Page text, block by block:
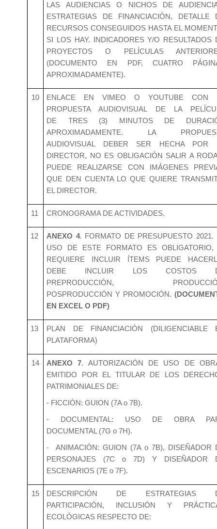
LAS AUDIENCIAS O NICHOS DE
ESTRATEGIAS DE FINANCIACIÓN, DETALLE
RECURSOS CONSEGUIDOS HASTA EL
SI LOS HAY. INDICADORES Y/O RESULTADOS
PROYECTOS O PELÍCULAS
(DOCUMENTO EN PDF, CUATRO
APROXIMADAMENTE).
10
ENLACE EN VIMEO O YOUTUBE CON
PROPUESTA AUDIOVISUAL DE LA
DE TRES (3) MINUTOS DE
APROXIMADAMENTE. LA
AUDIOVISUAL DEBER SER HECHA POR
DIRECTOR, NO ES OBLIGACIÓN SALIR A
PUEDE REALIZARSE CON IMÁGENES
QUE DEN CUENTA LO QUE QUIERE
EL DIRECTOR.
11 CRONOGRAMA DE ACTIVIDADES.
12 ANEXO 4. FORMATO DE PRESUPUESTO 2021.
USO DE ESTE FORMATO ES OBLIGATORIO,
REQUIERE INCLUIR ÍTEMS PUEDE
DEBE INCLUIR LOS COSTOS
PREPRODUCCIÓN,
POSPRODUCCIÓN Y PROMOCIÓN.
EN EXCEL O PDF)
13
PLAN DE FINANCIACIÓN (DILIGENCIABLE
PLATAFORMA)
14 ANEXO 7. AUTORIZACIÓN DE USO DE
EMITIDO POR EL TITULAR DE LOS
PATRIMONIALES DE:
- FICCIÓN: GUION (7A o 7B).
- DOCUMENTAL: USO DE OBRA
DOCUMENTAL (7G o 7H).
- ANIMACIÓN: GUION (7A o 7B), DISEÑADOR
PERSONAJES (7C o 7D) Y DISEÑADOR
ESCENARIOS (7E o 7F).
15
DESCRIPCIÓN DE ESTRATEGIAS
PARTICIPACIÓN, INCLUSIÓN Y
ECOLÓGICAS RESPECTO DE: